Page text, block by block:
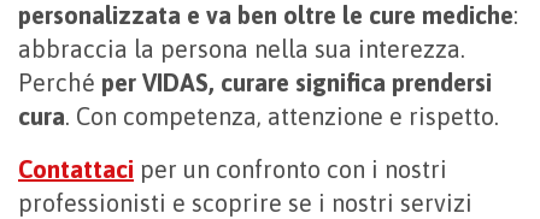
personalizzata e va ben oltre le cure mediche:
abbraccia la persona nella sua interezza.
Perché per VIDAS, curare significa prendersi
cura. Con competenza, attenzione e rispetto.
Contattaci per un confronto con i nostri
professionisti e scoprire se i nostri servizi